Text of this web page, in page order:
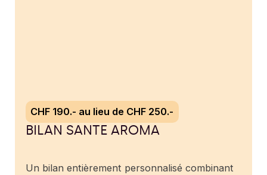
CHF 190.- au lieu de CHF 250.-
BILAN SANTE AROMA
Un bilan entièrement personnalisé combinant